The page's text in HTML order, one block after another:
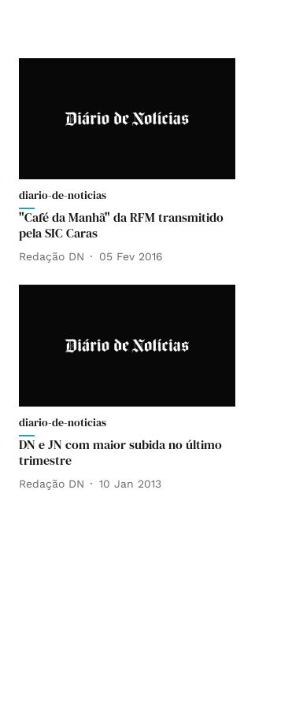
diario-de-noticias
"Café da Manhã" da RFM transmitido
pela SIC Caras
Redação DN 05 Fev 2016
diario-de-noticias
DN e JN com maior subida no último
trimestre
Redação DN 10 Jan 2013